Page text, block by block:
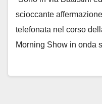
scioccante
telefonata nel corso
Morning Show in onda